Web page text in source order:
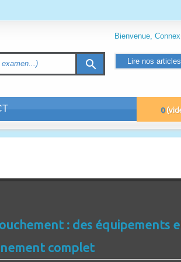
Bienvenue,
search
0
Lire nos
: des équipements
complet